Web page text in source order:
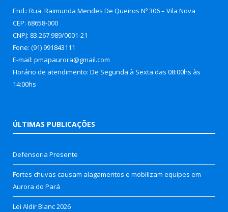
End.: Rua: Raimunda Mendes De Queiros Nº 306 – Vila Nova
CEP: 68658-000
CNPJ: 83.267.989/0001-21
Fone: (91) 991843111
E-mail: pmapaurora@gmail.com
Horário de atendimento: De Segunda à Sexta das 08:00hs às
14:00hs
ÚLTIMAS PUBLICAÇÕES
Defensoria Presente
Fortes chuvas causam alagamentos e mobilizam equipes em
Aurora do Pará
Lei Aldir Blanc 2026